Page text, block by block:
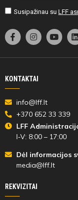
Susipažinau su LFF
KONTAKTAI
info@lff.lt
+370 652 33 339
LFF
I-V: 8:00 – 17:00
Dėl informacijos
media@lff.lt
REKVIZITAI